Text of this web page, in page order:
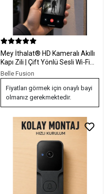
Mey İthalat® HD Kameralı Akıllı
Kapı Zili | Çift Yönlü Sesli Wi-Fi
Görüntülü Kapı Zili
Belle Fusion
Fiyatları görmek için onaylı bayi
olmanız gerekmektedir.